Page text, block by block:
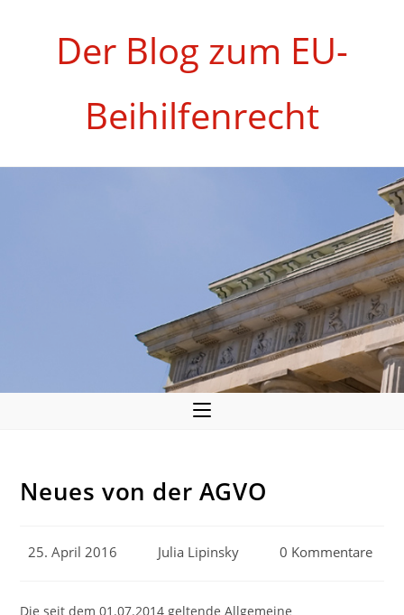
Der Blog zum EU-
Beihilfenrecht
Neues von der AGVO
Beitrag
25. April 2016
Beitrags-
Julia Lipinsky
Beitrags-
0 Kommentare
Die seit dem 01.07.2014 geltende Allgemeine